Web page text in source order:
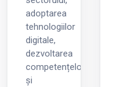
adoptarea
tehnologiilor
digitale,
dezvoltarea
competențelor
și